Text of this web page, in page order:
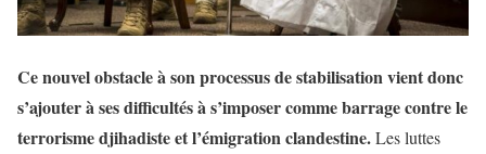
Ce nouvel obstacle à son processus de stabilisation vient donc
s’ajouter à ses difficultés à s’imposer comme barrage contre le
terrorisme djihadiste et l’émigration clandestine.Les luttes